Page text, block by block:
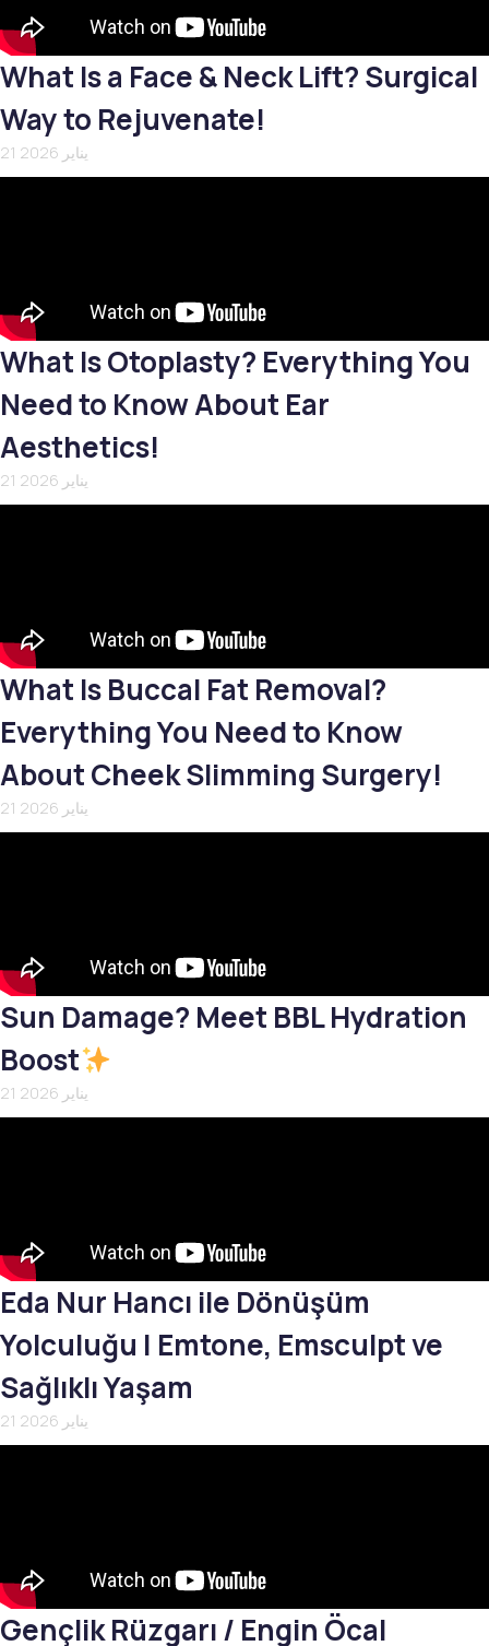
What Is a Face & Neck Lift? Surgical
Way to Rejuvenate!
21 يناير 2026
What Is Otoplasty? Everything You
Need to Know About Ear
Aesthetics!
21 يناير 2026
What Is Buccal Fat Removal?
Everything You Need to Know
About Cheek Slimming Surgery!
21 يناير 2026
Sun Damage? Meet BBL Hydration
Boost
21 يناير 2026
Eda Nur Hancı ile Dönüşüm
Yolculuğu | Emtone, Emsculpt ve
Sağlıklı Yaşam
21 يناير 2026
Gençlik Rüzgarı / Engin Öcal